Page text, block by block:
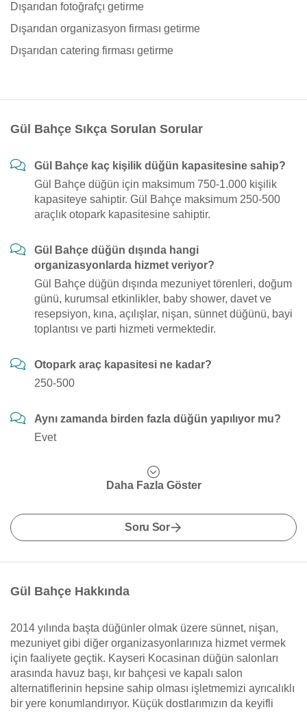
Dışarıdan fotoğrafçı getirme
Dışarıdan organizasyon firması getirme
Dışarıdan catering firması getirme
Gül Bahçe Sıkça Sorulan Sorular
Gül Bahçe kaç kişilik düğün kapasitesine sahip?
Gül Bahçe düğün için maksimum 750-1.000 kişilik
kapasiteye sahiptir. Gül Bahçe maksimum 250-500
araçlık otopark kapasitesine sahiptir.
Gül Bahçe düğün dışında hangi
organizasyonlarda hizmet veriyor?
Gül Bahçe düğün dışında mezuniyet törenleri, doğum
günü, kurumsal etkinlikler, baby shower, davet ve
resepsiyon, kına, açılışlar, nişan, sünnet düğünü, bayi
toplantısı ve parti hizmeti vermektedir.
Otopark araç kapasitesi ne kadar?
250-500
Aynı zamanda birden fazla düğün yapılıyor mu?
Evet
Daha Fazla Göster
Soru Sor
Gül Bahçe Hakkında
2014 yılında başta düğünler olmak üzere sünnet, nişan,
mezuniyet gibi diğer organizasyonlarınıza hizmet vermek
için faaliyete geçtik. Kayseri Kocasinan düğün salonları
arasında havuz başı, kır bahçesi ve kapalı salon
alternatiflerinin hepsine sahip olması işletmemizi ayrıcalıklı
bir yere konumlandırıyor. Küçük dostlarımızın da keyifli